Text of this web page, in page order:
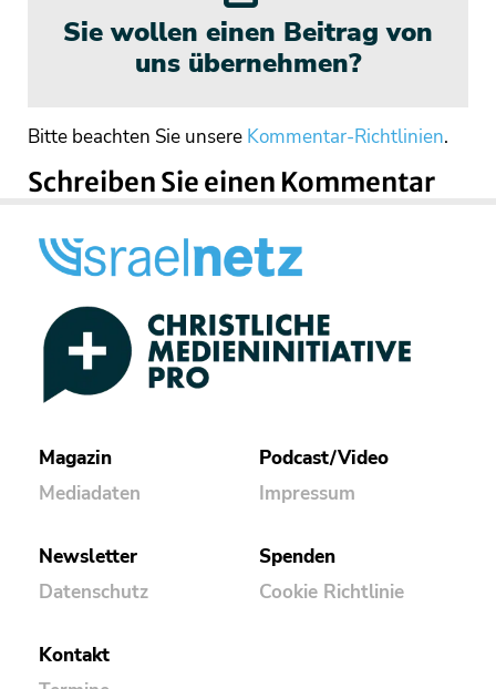
Sie wollen einen Beitrag von
uns übernehmen?
Bitte beachten Sie unsere Kommentar-Richtlinien.
Schreiben Sie einen Kommentar
Magazin
Mediadaten
Podcast/Video
Impressum
Newsletter
Datenschutz
Spenden
Cookie Richtlinie
Kontakt